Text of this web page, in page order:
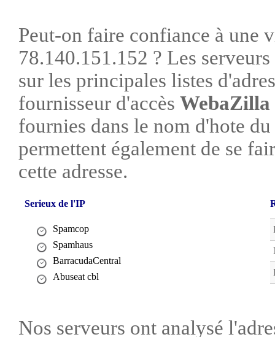
Peut-on faire confiance à une
78.140.151.152 ? Les
sur les principales listes
fournisseur d'accès
fournies dans le nom d'hote
permettent également de se
cette adresse.
Serieux de l'IP
Spamcop
Spamhaus
BarracudaCentral
Abuseat cbl
Nos serveurs ont analysé